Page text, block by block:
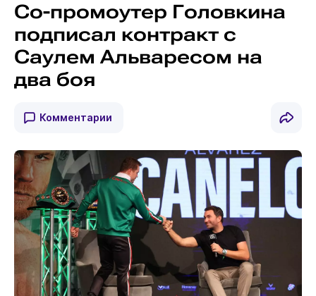
Со-промоутер Головкина
подписал контракт с
Саулем Альваресом на
два боя
Комментарии